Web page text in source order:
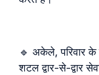
🔹 अकेले, परिवार के
शटल द्वार‑से‑द्वार